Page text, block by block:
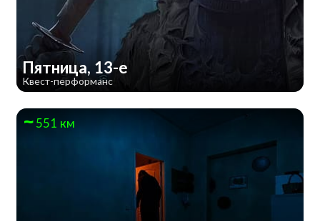
Пятница, 13-е
Квест-перформанс
551 км